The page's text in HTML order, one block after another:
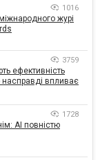
1016
журі
3759
ефективність
впливає
1728
AI повністю